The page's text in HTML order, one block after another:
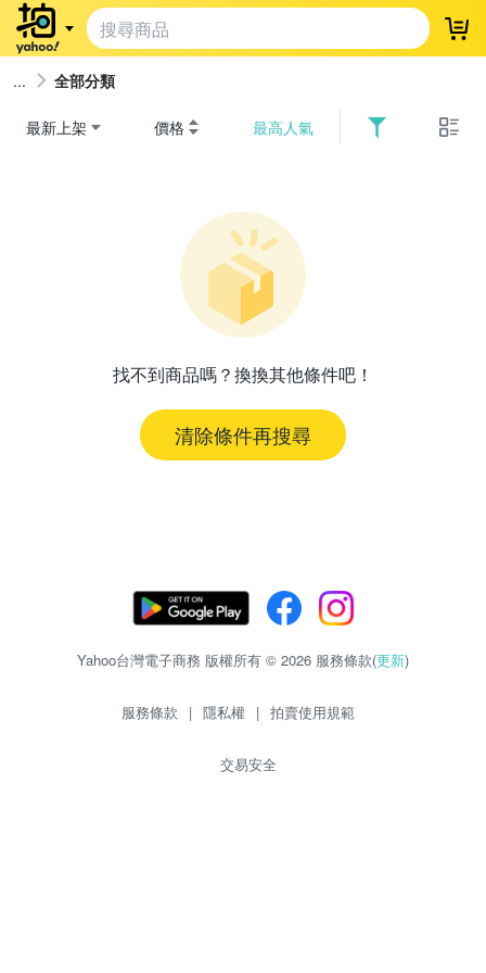
登
全部分類
最新上架 價格 最高人氣
找不到商品嗎？換換其他條件吧！
清除條件再搜尋
Yahoo台灣電子商務 版權所有 © 2026 服務條款(更新)
服務條款 | 隱私權 | 拍賣使用規範
交易安全